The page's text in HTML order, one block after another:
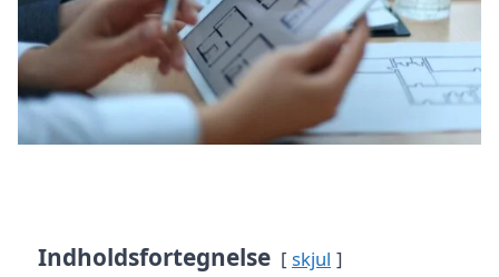
Indholdsfortegnelse skjul